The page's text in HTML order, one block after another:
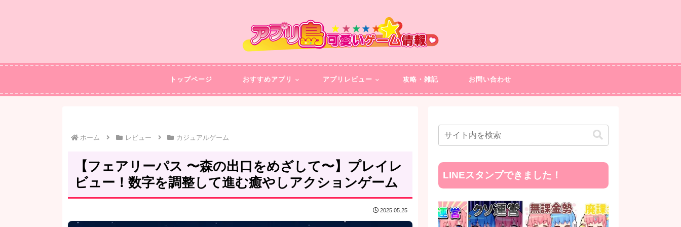
トップページ おすすめアプリ アプリレビュー 攻略・雑記 お問い合わせ
ホーム レビュー カジュアルゲーム
【フェアリーパス 〜森の出口をめざして〜】プレイレ
ビュー！数字を調整して進む癒やしアクションゲーム
2025.05.25
LINEスタンプできました！